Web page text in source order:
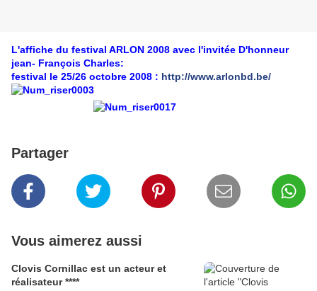
L'affiche du festival ARLON 2008 avec l'invitée D'honneur
jean- François Charles:
festival le 25/26 octobre 2008 : http://www.arlonbd.be/
Partager
Vous aimerez aussi
Clovis Cornillac est un acteur et
réalisateur ****